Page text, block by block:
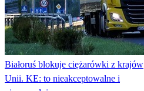
Białoruś blokuje ciężarówki z krajów
Unii. KE: to nieakceptowalne i